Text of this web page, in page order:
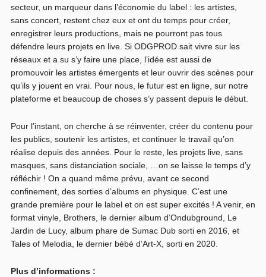
secteur, un marqueur dans l’économie du label : les artistes,
sans concert, restent chez eux et ont du temps pour créer,
enregistrer leurs productions, mais ne pourront pas tous
défendre leurs projets en live. Si ODGPROD sait vivre sur les
réseaux et a su s’y faire une place, l’idée est aussi de
promouvoir les artistes émergents et leur ouvrir des scènes pour
qu’ils y jouent en vrai. Pour nous, le futur est en ligne, sur notre
plateforme et beaucoup de choses s’y passent depuis le début.
Pour l’instant, on cherche à se réinventer, créer du contenu pour
les publics, soutenir les artistes, et continuer le travail qu’on
réalise depuis des années. Pour le reste, les projets live, sans
masques, sans distanciation sociale, …on se laisse le temps d’y
réfléchir ! On a quand même prévu, avant ce second
confinement, des sorties d’albums en physique. C’est une
grande première pour le label et on est super excités ! A venir, en
format vinyle, Brothers, le dernier album d’Ondubground, Le
Jardin de Lucy, album phare de Sumac Dub sorti en 2016, et
Tales of Melodia, le dernier bébé d’Art-X, sorti en 2020.
Plus d’informations :